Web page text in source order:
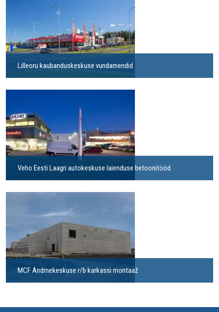
Lilleoru kaubanduskeskuse vundamendid
Veho Eesti Laagri autokeskuse laienduse betoonitööd
MCF Andmekeskuse r/b karkassi montaaž